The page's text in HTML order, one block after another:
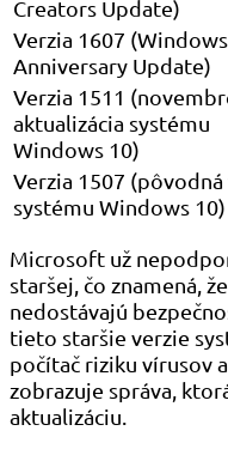
Creators Update)
Verzia 1607
Anniversary Update)
Verzia 1511
aktualizácia systému
Windows 10)
Verzia 1507 (pôvodná
systému Windows 10)
Microsoft už
staršej, čo znamená,
nedostávajú
tieto staršie verzie
počítač riziku vírusov
zobrazuje správa,
aktualizáciu.